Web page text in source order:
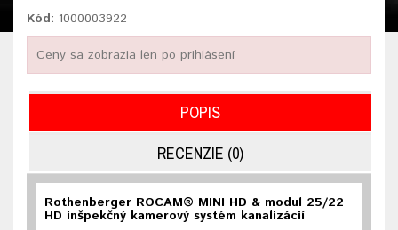
Kód: 1000003922
Ceny sa zobrazia len po prihlásení
POPIS
RECENZIE (0)
Rothenberger ROCAM® MINI HD & modul 25/22
HD inšpekčný kamerový systém kanalizácií